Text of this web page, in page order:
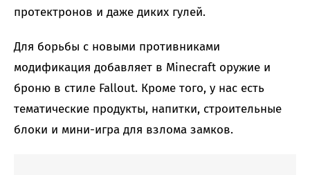
протектронов и даже диких гулей.
Для борьбы с новыми противниками
модификация добавляет в Minecraft оружие и
броню в стиле Fallout. Кроме того, у нас есть
тематические продукты, напитки, строительные
блоки и мини-игра для взлома замков.